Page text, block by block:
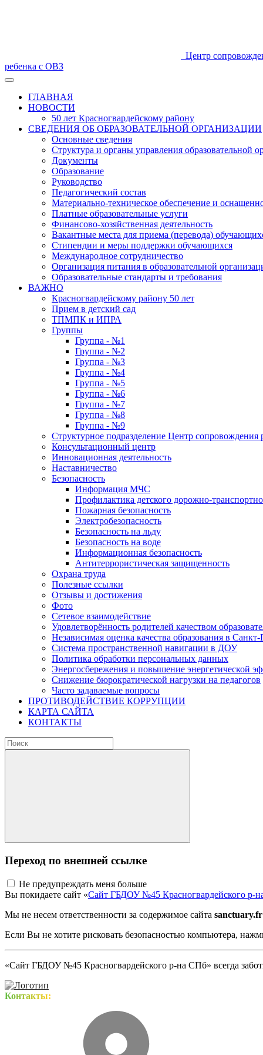
Центр
ребенка с ОВЗ
ГЛАВНАЯ
НОВОСТИ
50 лет Красногвардейскому району
СВЕДЕНИЯ ОБ ОБРАЗОВАТЕЛЬНОЙ ОРГАНИЗАЦИИ
Основные сведения
Структура и органы управления образовательной
Документы
Образование
Руководство
Педагогический состав
Материально-техническое обеспечение и
Платные образовательные услуги
Финансово-хозяйственная деятельность
Вакантные места для приема (перевода)
Стипендии и меры поддержки обучающихся
Международное сотрудничество
Организация питания в образовательной
Образовательные стандарты и требования
ВАЖНО
Красногвардейскому району 50 лет
Прием в детский сад
ТПМПК и ИПРА
Группы
Группа - №1
Группа - №2
Группа - №3
Группа - №4
Группа - №5
Группа - №6
Группа - №7
Группа - №8
Группа - №9
Структурное подразделение Центр сопровождения
Консультационный центр
Инновационная деятельность
Наставничество
Безопасность
Информация МЧС
Профилактика детского дорожно-
Пожарная безопасность
Электробезопасность
Безопасность на льду
Безопасность на воде
Информационная безопасность
Антитеррористическая защищенность
Охрана труда
Полезные ссылки
Отзывы и достижения
Фото
Сетевое взаимодействие
Удовлетворённость родителей качеством
Независимая оценка качества образования в Санкт-
Система пространственной навигации в ДОУ
Политика обработки персональных данных
Энергосбережения и повышение энергетической
Снижение бюрократической нагрузки на педагогов
Часто задаваемые вопросы
ПРОТИВОДЕЙСТВИЕ КОРРУПЦИИ
КАРТА САЙТА
КОНТАКТЫ
Переход по внешней ссылке
Не предупреждать меня больше
Вы покидаете сайт «Сайт ГБДОУ №45 Красногвардейского р-
Мы не несем ответственности за содержимое сайта sanctuary.fr
Если Вы не хотите рисковать безопасностью компьютера,
«Сайт ГБДОУ №45 Красногвардейского р-на СПб» всегда
Контакты: